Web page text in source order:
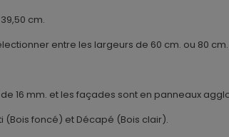
cm.
entre les largeurs de 60 cm. ou 80 cm.
16 mm. et les façades sont en panneaux
(Bois foncé) et Décapé (Bois clair).